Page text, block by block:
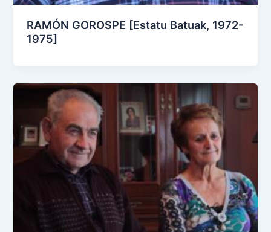
RAMÓN GOROSPE [Estatu Batuak, 1972-
1975]